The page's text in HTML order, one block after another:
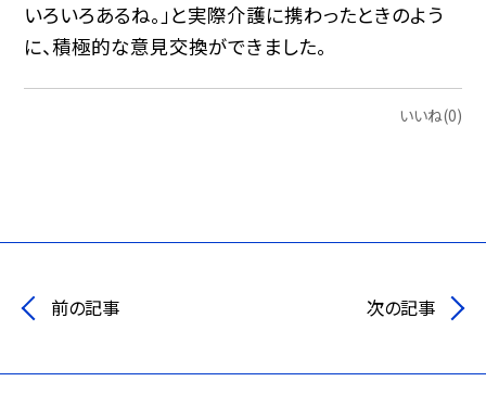
いろいろあるね。」と実際介護に携わったときのよう
に、積極的な意見交換ができました。
いいね(0)
前の記事 次の記事